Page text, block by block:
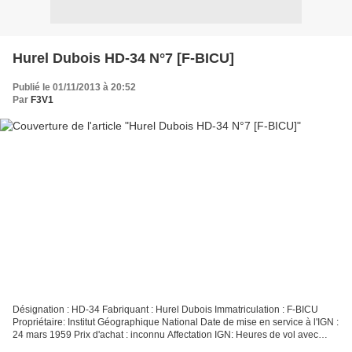
Hurel Dubois HD-34 N°7 [F-BICU]
Publié le 01/11/2013 à 20:52
Par F3V1
Désignation : HD-34 Fabriquant : Hurel Dubois Immatriculation : F-BICU
Propriétaire: Institut Géographique National Date de mise en service à l'IGN :
24 mars 1959 Prix d'achat : inconnu Affectation IGN: Heures de vol avec